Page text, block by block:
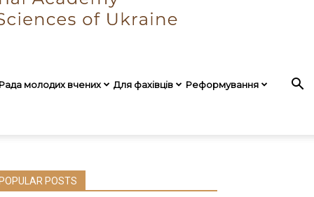
Рада молодих вчених Для фахівців Реформування
POPULAR POSTS